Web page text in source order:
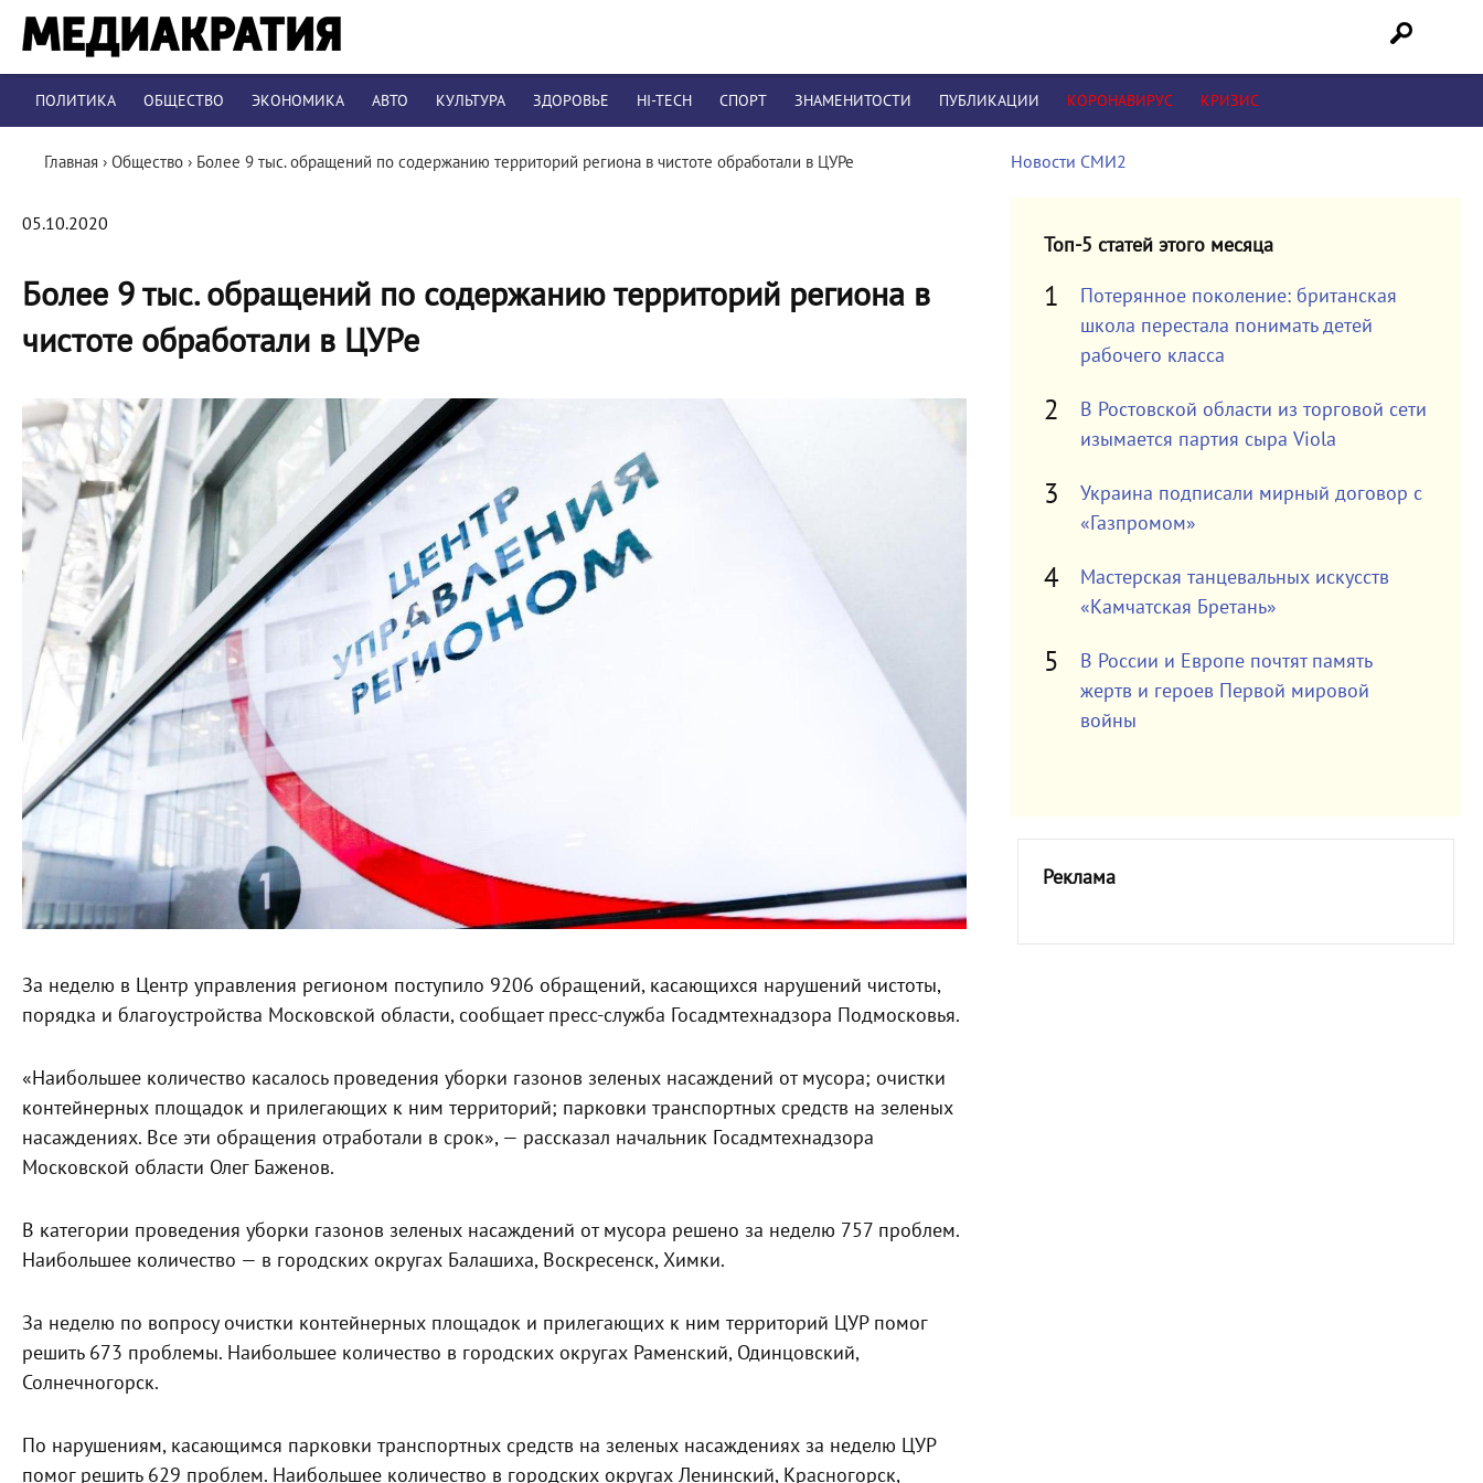
ПОЛИТИКА ОБЩЕСТВО ЭКОНОМИКА АВТО КУЛЬТУРА ЗДОРОВЬЕ HI-TECH СПОРТ ЗНАМЕНИТОСТИ ПУБЛИКАЦИИ КОРОНАВИРУС КРИЗИС
Главная › Общество › Более 9 тыс. обращений по содержанию территорий региона в чистоте обработали в ЦУРе
05.10.2020
Более 9 тыс. обращений по содержанию территорий региона в
чистоте обработали в ЦУРе
За неделю в Центр управления регионом поступило 9206 обращений, касающихся нарушений чистоты,
порядка и благоустройства Московской области, сообщает пресс-служба Госадмтехнадзора Подмосковья.
«Наибольшее количество касалось проведения уборки газонов зеленых насаждений от мусора; очистки
контейнерных площадок и прилегающих к ним территорий; парковки транспортных средств на зеленых
насаждениях. Все эти обращения отработали в срок», — рассказал начальник Госадмтехнадзора
Московской области Олег Баженов.
В категории проведения уборки газонов зеленых насаждений от мусора решено за неделю 757 проблем.
Наибольшее количество — в городских округах Балашиха, Воскресенск, Химки.
За неделю по вопросу очистки контейнерных площадок и прилегающих к ним территорий ЦУР помог
решить 673 проблемы. Наибольшее количество в городских округах Раменский, Одинцовский,
Солнечногорск.
По нарушениям, касающимся парковки транспортных средств на зеленых насаждениях за неделю ЦУР
помог решить 629 проблем. Наибольшее количество в городских округах Ленинский, Красногорск,
Новости СМИ2
Топ-5 статей этого месяца
Потерянное поколение: британская
школа перестала понимать детей
рабочего класса
В Ростовской области из торговой сети
изымается партия сыра Viola
Украина подписали мирный договор с
«Газпромом»
Мастерская танцевальных искусств
«Камчатская Бретань»
В России и Европе почтят память
жертв и героев Первой мировой
войны
Реклама